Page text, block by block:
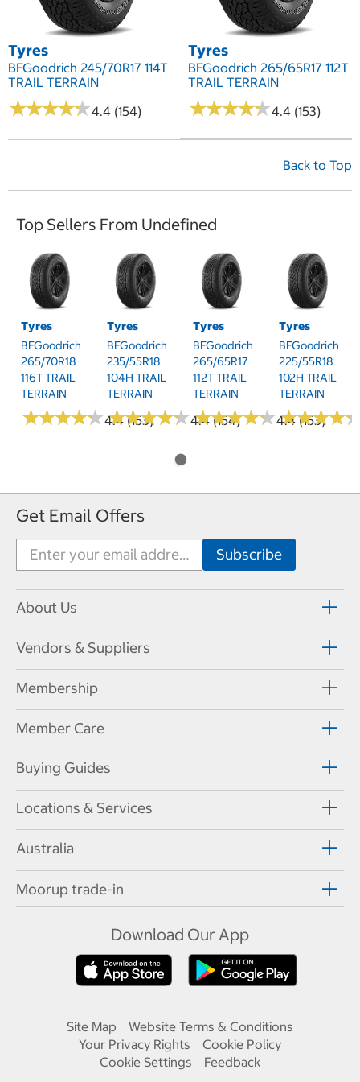
Tyres
BFGoodrich 245/70R17 114T
TRAIL TERRAIN
★★★★★
★★★★★4.4 (154)
Tyres
BFGoodrich 265/65R17 112T
TRAIL TERRAIN
★★★★★
★★★★★4.4 (153)
Back to Top
Top Sellers From Undefined
Tyres
BFGoodrich
265/70R18
116T TRAIL
TERRAIN
★★★★★
★★★★★4.4 (153)
Tyres
BFGoodrich
235/55R18
104H TRAIL
TERRAIN
★★★★★
★★★★★4.4 (154)
Tyres
BFGoodrich
265/65R17
112T TRAIL
TERRAIN
★★★★★
★★★★★4.4 (153)
Tyres
BFGoodrich
225/55R18
102H TRAIL
TERRAIN
★★★★
★★★★
Get Email Offers
About Us
Vendors & Suppliers
Membership
Member Care
Buying Guides
Locations & Services
Australia
Moorup trade-in
Download Our App
Site Map
Website Terms & Conditions
Your Privacy Rights
Cookie Policy
Cookie Settings
Feedback